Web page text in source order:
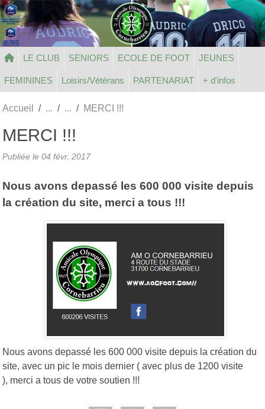
LE CLUB SENIORS ECOLE DE FOOT JEUNES
FEMININES Loisirs/Vétérans PARTENARIAT + d'infos
Accueil MERCI !!!
MERCI !!!
Publiée le 04 févr. 2017
Nous avons depassé les 600 000 visite depuis
la création du site, merci a tous !!!
Nous avons depassé les 600 000 visite depuis la création du
site, avec un pic le mois dernier ( avec plus de 1200 visite
), merci a tous de votre soutien !!!
Panneau de gestion des cookies